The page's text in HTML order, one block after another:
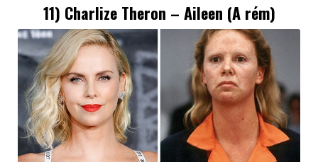
11) Charlize Theron – Aileen (A rém)